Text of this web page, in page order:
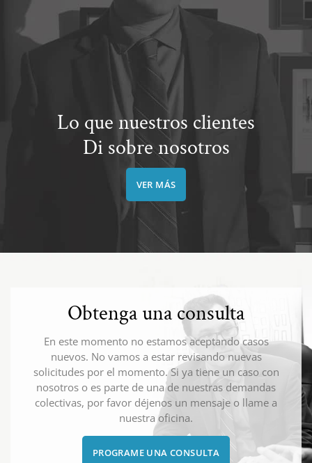
Lo que nuestros clientes
Di sobre nosotros
VER MÁS
Obtenga una consulta
En este momento no estamos aceptando casos
nuevos. No vamos a estar revisando nuevas
solicitudes por el momento. Si ya tiene un caso con
nosotros o es parte de una de nuestras demandas
colectivas, por favor déjenos un mensaje o llame a
nuestra oficina.
PROGRAME UNA CONSULTA